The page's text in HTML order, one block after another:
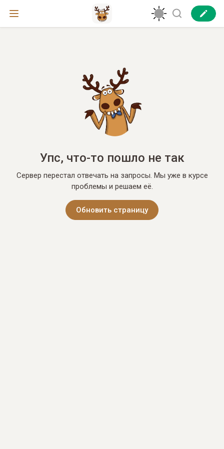
Упс, что-то пошло не так
Сервер перестал отвечать на запросы. Мы уже в курсе
проблемы и решаем её.
Обновить страницу